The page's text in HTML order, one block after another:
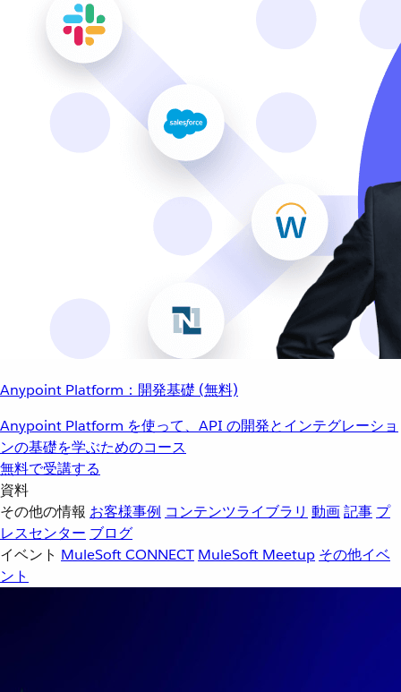
Anypoint Platform：開発基礎 (無料)
Anypoint Platform を使って、API の開発とインテグレーショ
ンの基礎を学ぶためのコース
無料で受講する
資料
その他の情報 お客様事例 コンテンツライブラリ 動画記事 プ
レスセンター ブログ
イベント MuleSoft CONNECT MuleSoft Meetup その他イベ
ント